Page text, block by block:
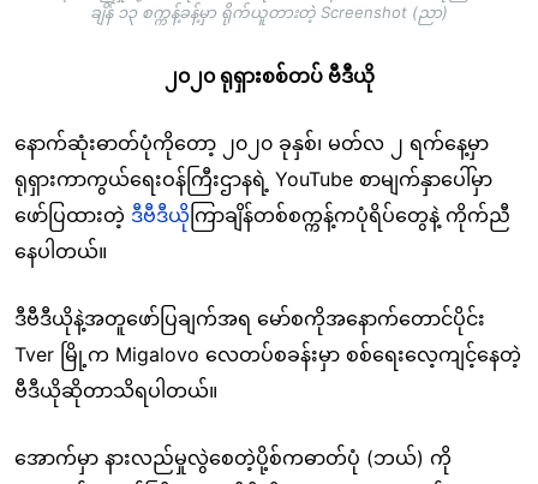
ချိန် ၁၃ စက္ကန့်ခန့်မှာ ရိုက်ယူတားတဲ့ Screenshot (ညာ)
၂၀၂၀ ရုရှားစစ်တပ် ဗီဒီယို
နောက်ဆုံးဓာတ်ပုံကိုတော့ ၂၀၂၀ ခုနှစ်၊ မတ်လ ၂ ရက်နေ့မှာ
ရုရှားကာကွယ်ရေးဝန်ကြီးဌာနရဲ့ YouTube စာမျက်နှာပေါ်မှာ
ဖော်ပြထားတဲ့ ဒီဗီဒီယို ကြာချိန်တစ်စက္ကန့်ကပုံရိပ်တွေနဲ့ ကိုက်ညီ
နေပါတယ်။
ဒီဗီဒီယိုနဲ့အတူဖော်ပြချက်အရ မော်စကိုအနောက်တောင်ပိုင်း
Tver မြို့က Migalovo လေတပ်စခန်းမှာ စစ်ရေးလေ့ကျင့်နေတဲ့
ဗီဒီယိုဆိုတာသိရပါတယ်။
အောက်မှာ နားလည်မှုလွဲစေတဲ့ပို့စ်ကဓာတ်ပုံ (ဘယ်) ကို